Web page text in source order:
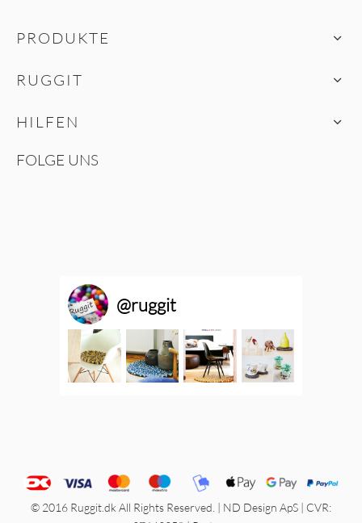
PRODUKTE
RUGGIT
HILFEN
FOLGE UNS
@ruggit
© 2016 Ruggit.dk All Rights Reserved. | ND Design ApS | CVR: